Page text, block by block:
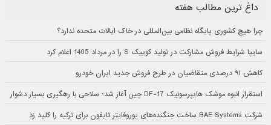
داغ ترین مطالب هفته
چرا هیچ کشوری پایگاه نظامی بین‌المللی در خاک ایالات متحده ندارد؟
سایپا شرایط فروش مشارکت در تولید کوییک S را در مرداد 1405 اعلام کرد
کاهش ۹۱ درصدی متقاضیان در طرح فروش جدید ایران خودرو
استقرار انبوه موشک هایپرسونیک DF-17 چین آغاز شد؛ سلاحی با رهگیری بسیار دشوار
شرکت BAE Systems ساخت جنگنده‌های یوروفایتر تایفون برای ترکیه را کلید زد